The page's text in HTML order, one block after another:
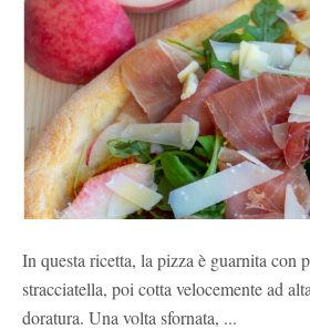
In questa ricetta, la pizza è guarnita con
stracciatella, poi cotta velocemente ad
doratura. Una volta sfornata, ...